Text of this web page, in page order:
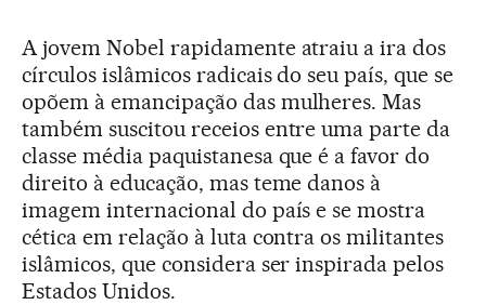
A jovem Nobel rapidamente atraiu a ira dos
círculos islâmicos radicais do seu país, que se
opõem à emancipação das mulheres. Mas
também suscitou receios entre uma parte da
classe média paquistanesa que é a favor do
direito à educação, mas teme danos à
imagem internacional do país e se mostra
cética em relação à luta contra os militantes
islâmicos, que considera ser inspirada pelos
Estados Unidos.